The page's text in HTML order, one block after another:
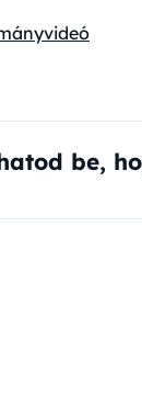
videó
be,